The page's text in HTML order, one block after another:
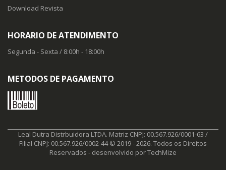
Download Revista
HORARIO DE ATENDIMENTO
Segunda - Sexta / 8:00h - 18:00h
METODOS DE PAGAMENTO
Leal Dutra Distrbuidora LTDA. Matriz CNPJ: 00.567.926/0001-63 /
Filial CNPJ: 00.567.926/0002-44 © 2019 - 2026. Todos os Direitos
Reservados - desenvolvido porTechMize